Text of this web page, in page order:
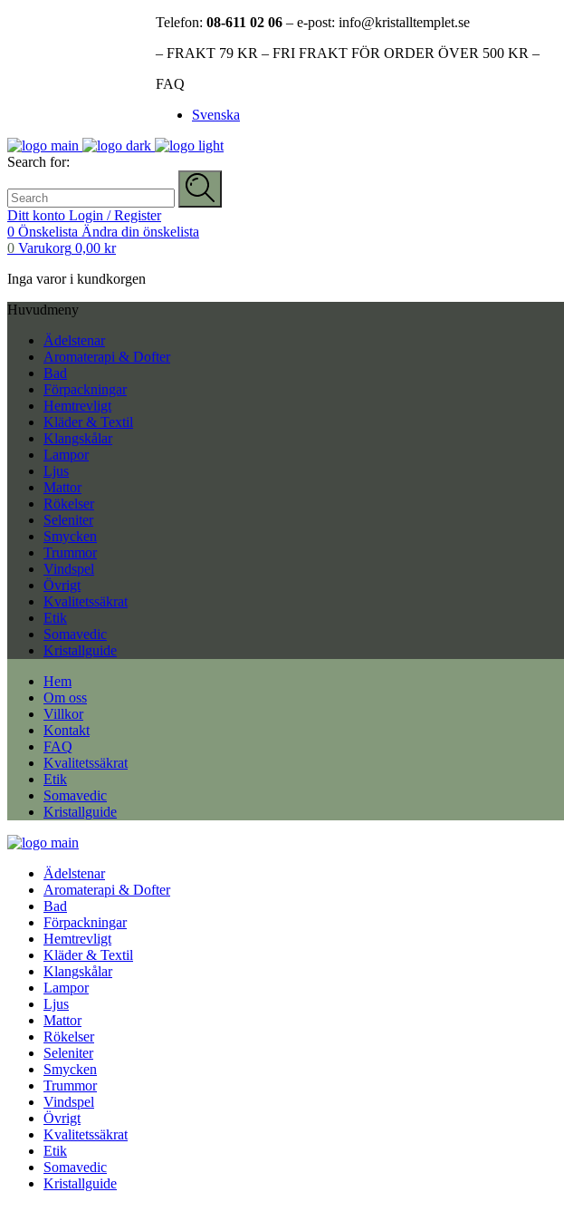
Telefon: 08-611 02 06 – e-post: info@kristalltemplet.se
– FRAKT 79 KR – FRI FRAKT FÖR ORDER ÖVER 500 KR –
FAQ
Svenska
Search for:
Ditt konto Login / Register
0 Önskelista Ändra din önskelista
0 Varukorg 0,00 kr
Inga varor i kundkorgen
Huvudmeny
Ädelstenar
Aromaterapi & Dofter
Bad
Förpackningar
Hemtrevligt
Kläder & Textil
Klangskålar
Lampor
Ljus
Mattor
Rökelser
Seleniter
Smycken
Trummor
Vindspel
Övrigt
Kvalitetssäkrat
Etik
Somavedic
Kristallguide
Hem
Om oss
Villkor
Kontakt
FAQ
Kvalitetssäkrat
Etik
Somavedic
Kristallguide
Ädelstenar
Aromaterapi & Dofter
Bad
Förpackningar
Hemtrevligt
Kläder & Textil
Klangskålar
Lampor
Ljus
Mattor
Rökelser
Seleniter
Smycken
Trummor
Vindspel
Övrigt
Kvalitetssäkrat
Etik
Somavedic
Kristallguide